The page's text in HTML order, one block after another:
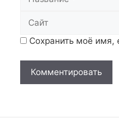
Сохранить моё имя,